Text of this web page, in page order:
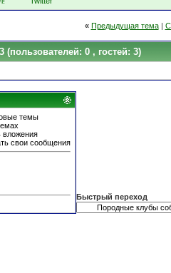
« Предыдущая тема|
(пользователей: 0 , гостей: 3)
темы
вложения
свои сообщения
Быстрый переход